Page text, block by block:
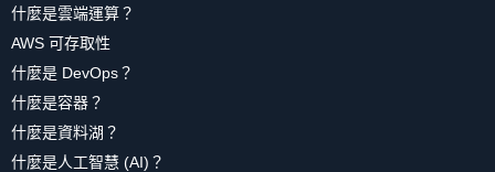
什麼是雲端運算？
AWS 可存取性
什麼是 DevOps？
什麼是容器？
什麼是資料湖？
什麼是人工智慧 (AI)？